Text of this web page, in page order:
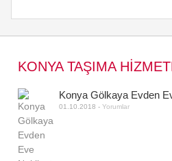
KONYA TAŞIMA
Konya Gölkaya Evden
01.10.2018 -Yorumlar